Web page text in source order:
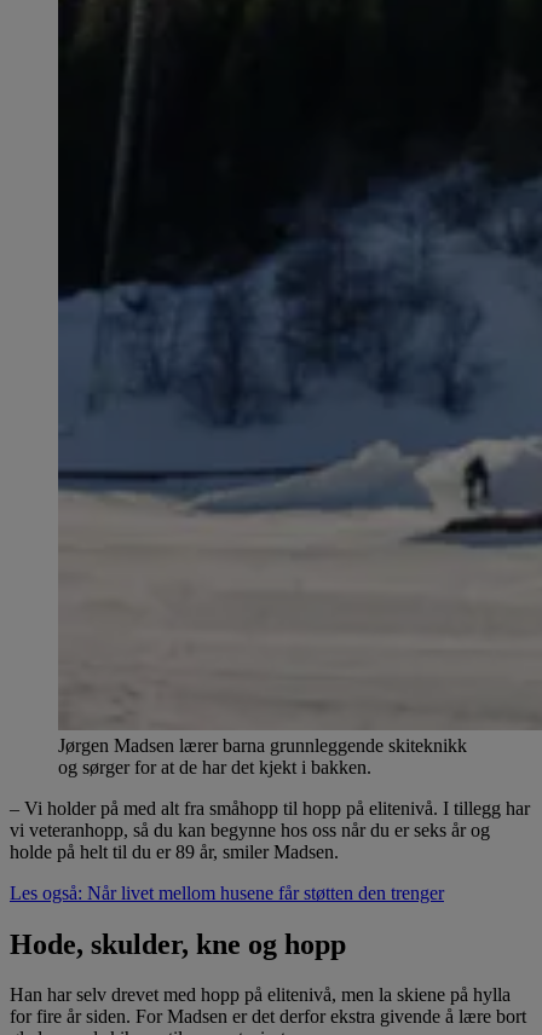
Jørgen Madsen lærer barna grunnleggende skiteknikk
og sørger for at de har det kjekt i bakken.
– Vi holder på med alt fra småhopp til hopp på elitenivå. I tillegg har
vi veteranhopp, så du kan begynne hos oss når du er seks år og
holde på helt til du er 89 år, smiler Madsen.
Les også: Når livet mellom husene får støtten den trenger
Hode, skulder, kne og hopp
Han har selv drevet med hopp på elitenivå, men la skiene på hylla
for fire år siden. For Madsen er det derfor ekstra givende å lære bort